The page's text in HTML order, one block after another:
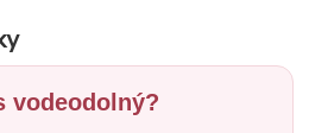
vodeodolný?